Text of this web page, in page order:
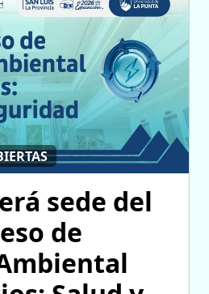
sede del
de